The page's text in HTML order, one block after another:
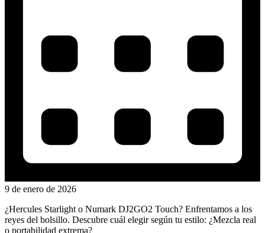
9 de enero de 2026
¿Hercules Starlight o Numark DJ2GO2 Touch? Enfrentamos a los
reyes del bolsillo. Descubre cuál elegir según tu estilo: ¿Mezcla real
o portabilidad extrema?